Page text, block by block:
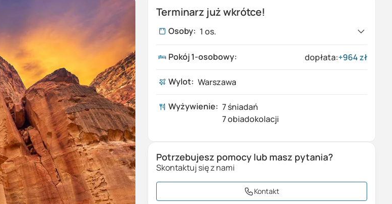
Terminarz już wkrótce!
Osoby: 1 os.
Dorośli 1
Dzieci (0-17 lat)
Pokój 1-osobowy: dopłata:+964zł
Wylot: Warszawa
Wyżywienie: 7 śniadań
7 obiadokolacji
Potrzebujesz pomocy lub masz pytania?
Skontaktuj się z nami
Kontakt